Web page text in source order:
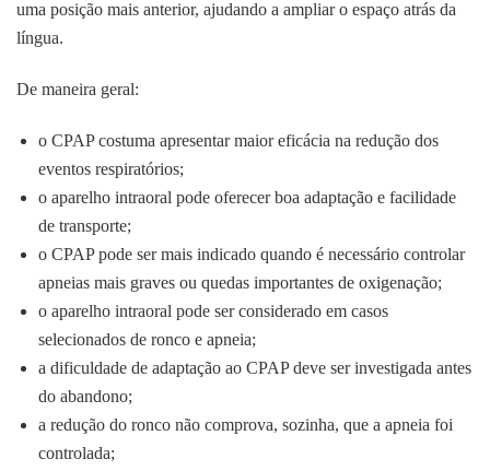
uma posição mais anterior, ajudando a ampliar o espaço atrás da
língua.
De maneira geral:
o CPAP costuma apresentar maior eficácia na redução dos
eventos respiratórios;
o aparelho intraoral pode oferecer boa adaptação e facilidade
de transporte;
o CPAP pode ser mais indicado quando é necessário controlar
apneias mais graves ou quedas importantes de oxigenação;
o aparelho intraoral pode ser considerado em casos
selecionados de ronco e apneia;
a dificuldade de adaptação ao CPAP deve ser investigada antes
do abandono;
a redução do ronco não comprova, sozinha, que a apneia foi
controlada;